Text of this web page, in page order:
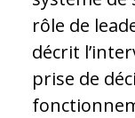
rôle de
décrit
prise de